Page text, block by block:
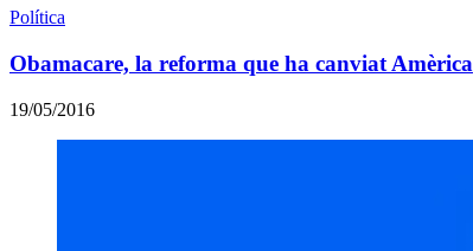
Política
Obamacare, la reforma que ha canviat Amèrica
19/05/2016